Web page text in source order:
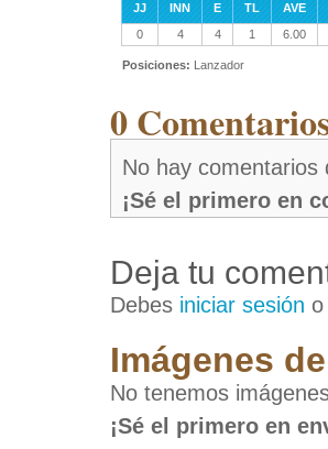
JJ INN E TL
AVE
0
4 4 1 6.00
Posiciones: Lanzador
0
No hay comentarios
¡Sé el primero en
Deja tu
Debes iniciar sesión
Imágenes
No tenemos
¡Sé el primero en